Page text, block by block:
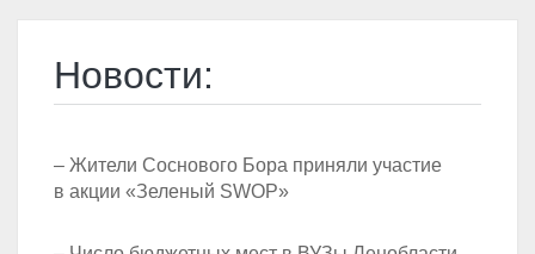
Новости:
– Жители Соснового Бора приняли участие
в акции «Зеленый SWOP»